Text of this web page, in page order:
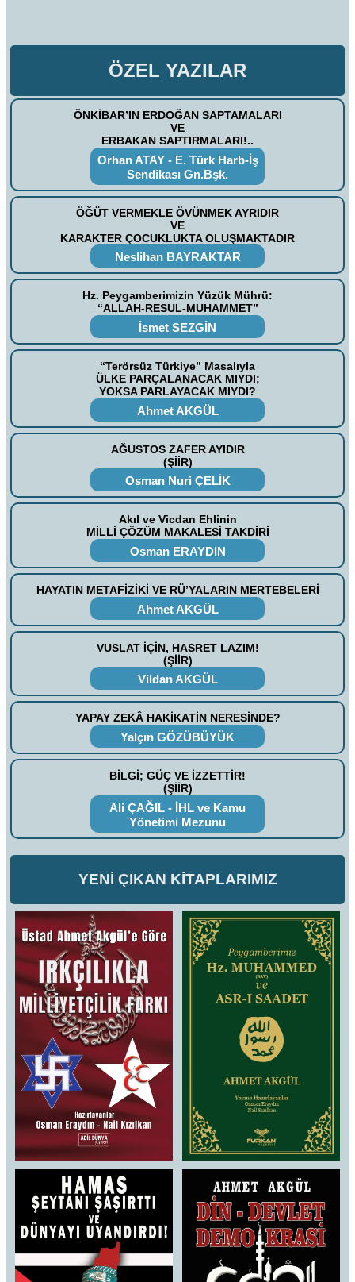
ÖZEL YAZILAR
ÖNKİBAR’IN ERDOĞAN SAPTAMALARI
VE
ERBAKAN SAPTIRMALARI!..
Orhan ATAY - E. Türk Harb-İş
Sendikası Gn.Bşk.
ÖĞÜT VERMEKLE ÖVÜNMEK AYRIDIR
VE
KARAKTER ÇOCUKLUKTA OLUŞMAKTADIR
Neslihan BAYRAKTAR
Hz. Peygamberimizin Yüzük Mührü:
“ALLAH-RESUL-MUHAMMET”
İsmet SEZGİN
“Terörsüz Türkiye” Masalıyla
ÜLKE PARÇALANACAK MIYDI;
YOKSA PARLAYACAK MIYDI?
Ahmet AKGÜL
AĞUSTOS ZAFER AYIDIR
(ŞİİR)
Osman Nuri ÇELİK
Akıl ve Vicdan Ehlinin
MİLLİ ÇÖZÜM MAKALESİ TAKDİRİ
Osman ERAYDIN
HAYATIN METAFİZİKİ VE RÜ’YALARIN MERTEBELERİ
Ahmet AKGÜL
VUSLAT İÇİN, HASRET LAZIM!
(ŞİİR)
Vildan AKGÜL
YAPAY ZEKÂ HAKİKATİN NERESİNDE?
Yalçın GÖZÜBÜYÜK
BİLGİ; GÜÇ VE İZZETTİR!
(ŞİİR)
Ali ÇAĞIL - İHL ve Kamu
Yönetimi Mezunu
YENİ ÇIKAN KİTAPLARIMIZ